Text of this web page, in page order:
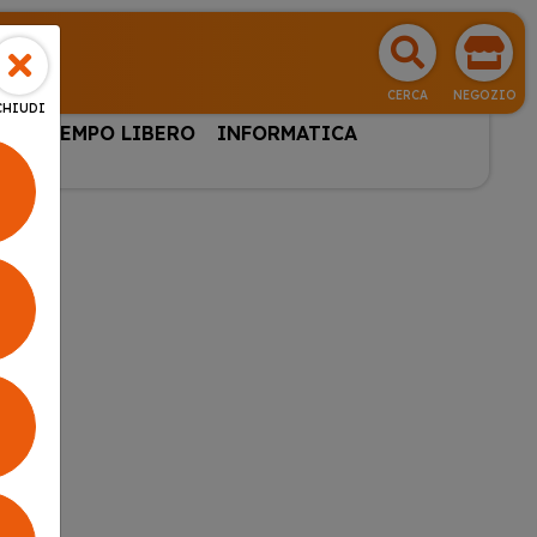
CERCA NEGOZIO
& TEMPO LIBERO
INFORMATICA